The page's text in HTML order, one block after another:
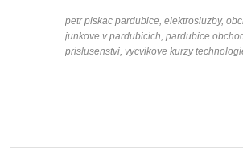
petr piskac pardubice, elektrosluzby,
junkove v pardubicich, pardubice
prislusenstvi, vycvikove kurzy